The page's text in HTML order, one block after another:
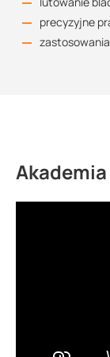
precyzyjne